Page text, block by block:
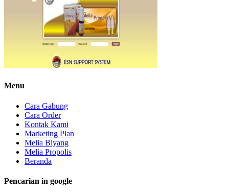
Menu
Cara Gabung
Cara Order
Kontak Kami
Marketing Plan
Melia Biyang
Melia Propolis
Beranda
Pencarian in google